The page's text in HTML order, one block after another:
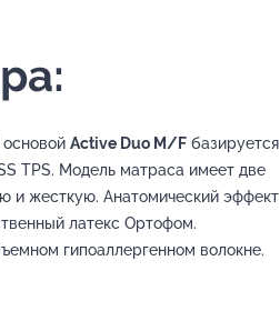
Active Duo M/F базируется
TPS. Модель матраса имеет две
и жесткую. Анатомический эффект
латекс Ортофом.
гипоаллергенном волокне.